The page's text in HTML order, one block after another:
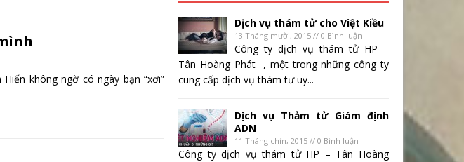
không ngờ có ngày bạn “xơi”
Dịch vụ thám tử cho Việt Kiều
13 Tháng mười, 2015 // 0 Bình luận
Công ty dịch vụ thám tử HP –
Tân Hoàng Phát , một trong những công ty
cung cấp dịch vụ thám tư uy...
Dịch vụ Thảm tử Giám định
ADN
11 Tháng chín, 2015 // 0 Bình luận
Công ty dịch vụ thám tử HP – Tân Hoàng